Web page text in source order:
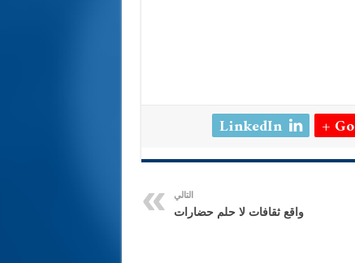
LinkedIn
التالي
واقع ثقافات لا حلم حضارات